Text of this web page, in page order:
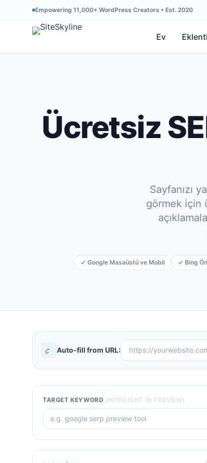
Empowering 11,000+ WordPress Creators • Est. 2020
Ev
Ücretsiz
Sayfanızı
görmek için
✓ Google Masaüstü ve Mobil ✓ Bing
Auto-fill from URL:
TARGET KEYWORD (HIGHLIGHT IN PREVIEW)